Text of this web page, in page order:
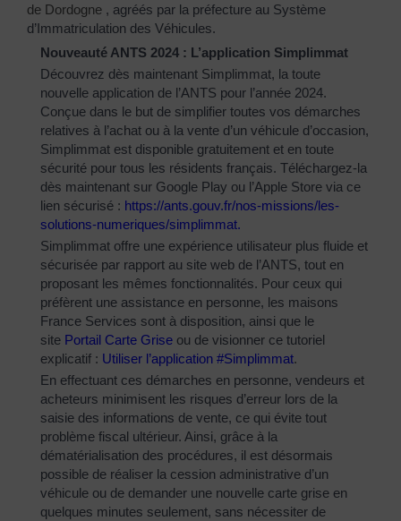
de Dordogne , agréés par la préfecture au Système
d’Immatriculation des Véhicules.
Nouveauté ANTS 2024 : L’application Simplimmat
Découvrez dès maintenant Simplimmat, la toute
nouvelle application de l’ANTS pour l’année 2024.
Conçue dans le but de simplifier toutes vos démarches
relatives à l’achat ou à la vente d’un véhicule d’occasion,
Simplimmat est disponible gratuitement et en toute
sécurité pour tous les résidents français. Téléchargez-la
dès maintenant sur Google Play ou l’Apple Store via ce
lien sécurisé : https://ants.gouv.fr/nos-missions/les-
solutions-numeriques/simplimmat.
Simplimmat offre une expérience utilisateur plus fluide et
sécurisée par rapport au site web de l’ANTS, tout en
proposant les mêmes fonctionnalités. Pour ceux qui
préfèrent une assistance en personne, les maisons
France Services sont à disposition, ainsi que le
site Portail Carte Grise ou de visionner ce tutoriel
explicatif : Utiliser l’application #Simplimmat.
En effectuant ces démarches en personne, vendeurs et
acheteurs minimisent les risques d’erreur lors de la
saisie des informations de vente, ce qui évite tout
problème fiscal ultérieur. Ainsi, grâce à la
dématérialisation des procédures, il est désormais
possible de réaliser la cession administrative d’un
véhicule ou de demander une nouvelle carte grise en
quelques minutes seulement, sans nécessiter de